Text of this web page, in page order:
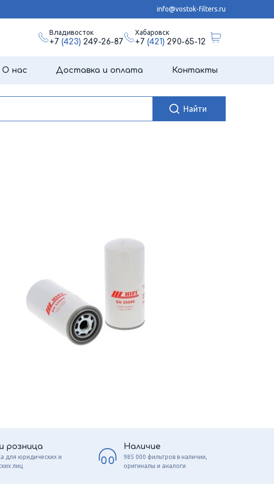
info@vostok-filters.ru
Владивосток
+7 (423)249-26-87
Хабаровск
+7 (421)290-65-12
О нас Доставка и оплата Контакты
розница
для юридических и
лиц
Наличие
985 000 фильтров в наличии,
оригиналы и аналоги